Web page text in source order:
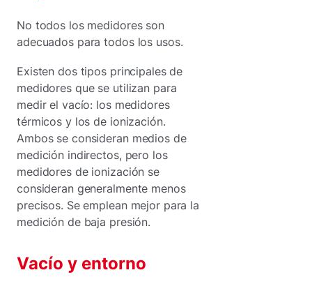
No todos los medidores son
adecuados para todos los usos.
Existen dos tipos principales de
medidores que se utilizan para
medir el vacío: los medidores
térmicos y los de ionización.
Ambos se consideran medios de
medición indirectos, pero los
medidores de ionización se
consideran generalmente menos
precisos. Se emplean mejor para la
medición de baja presión.
Vacío y entorno